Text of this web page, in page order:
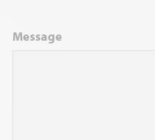
Message